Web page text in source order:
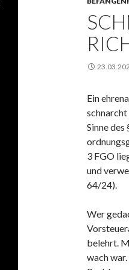
Ein
Sinne
3 FGO
und
64/24).
Wer
belehrt.
wach